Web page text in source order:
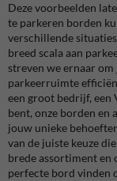
Deze voorbeelden
te parkeren borden
verschillende
breed scala aan
streven we ernaar om
parkeerruimte
een groot bedrijf, een
bent, onze borden en
jouw unieke
van de juiste keuze
brede assortiment en
perfecte bord vinden